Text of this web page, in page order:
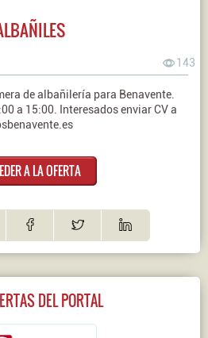
143
de albañilería para Benavente.
a 15:00. Interesados enviar CV a
A LA OFERTA
DEL PORTAL